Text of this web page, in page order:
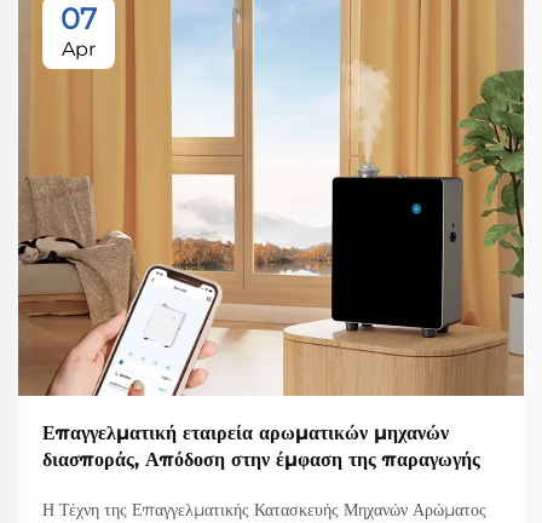
07
Apr
Επαγγελματική εταιρεία αρωματικών μηχανών
διασποράς, Απόδοση στην έμφαση της παραγωγής
Η Τέχνη της Επαγγελματικής Κατασκευής Μηχανών Αρώματος